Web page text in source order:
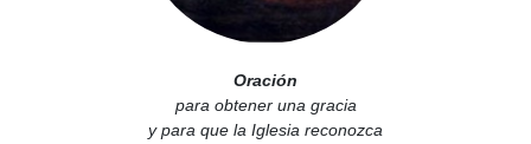
Oración
para obtener una gracia
y para que la Iglesia reconozca